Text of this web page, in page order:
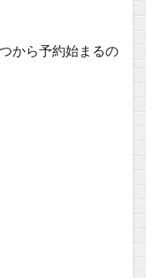
から予約始まるの